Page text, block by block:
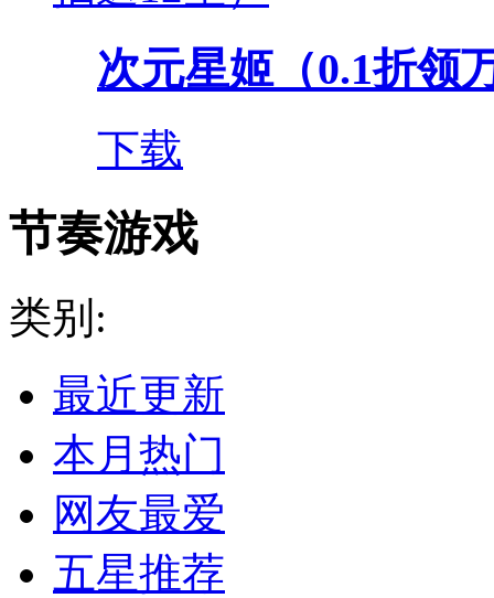
次元星姬（0.1折领
下载
节奏游戏
类别:
最近更新
本月热门
网友最爱
五星推荐